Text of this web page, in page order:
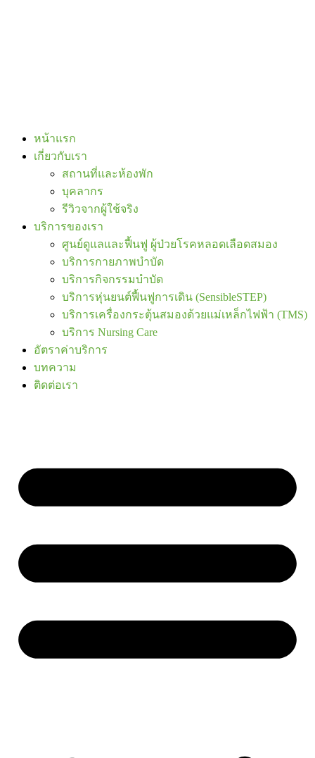
หน้าแรก
เกี่ยวกับเรา
สถานที่และห้องพัก
บุคลากร
รีวิวจากผู้ใช้จริง
บริการของเรา
ศูนย์ดูแลและฟื้นฟู ผู้ป่วยโรคหลอดเลือดสมอง
บริการกายภาพบำบัด
บริการกิจกรรมบำบัด
บริการหุ่นยนต์ฟื้นฟูการเดิน (SensibleSTEP)
บริการเครื่องกระตุ้นสมองด้วยแม่เหล็กไฟฟ้า (TMS)
บริการ Nursing Care
อัตราค่าบริการ
บทความ
ติดต่อเรา